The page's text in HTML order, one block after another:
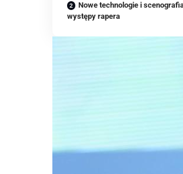
Nowe technologie i
występy rapera